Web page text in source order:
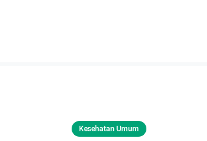
Kesehatan Umum